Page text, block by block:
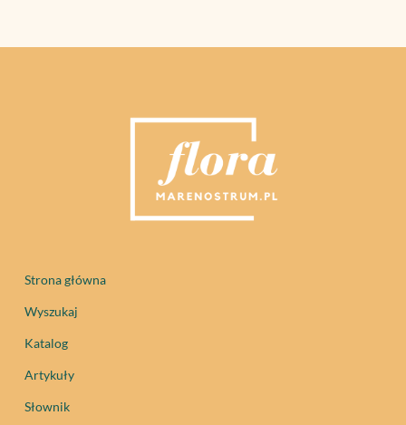
Strona główna
Wyszukaj
Katalog
Artykuły
Słownik